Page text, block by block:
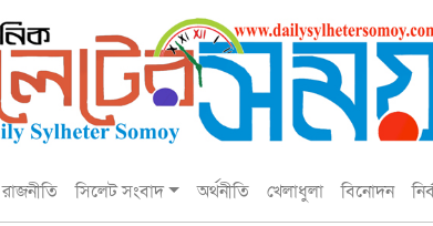
রাজনীতি সিলেট সংবাদ অর্থনীতি খেলাধুলা বিনোদন